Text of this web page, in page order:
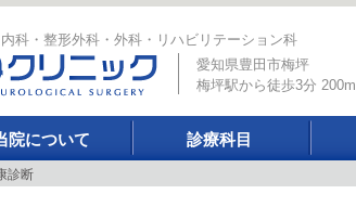
科・整形外科・外科・リハビリテーション科
愛知県豊田市梅坪
梅坪駅から徒歩3分 200m
院について 診療科目
診断